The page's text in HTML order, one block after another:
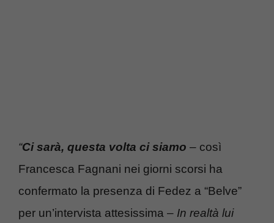
“Ci sarà, questa volta ci siamo – così
Francesca Fagnani nei giorni scorsi ha
confermato la presenza di Fedez a “Belve”
per un’intervista attesissima – In realtà lui